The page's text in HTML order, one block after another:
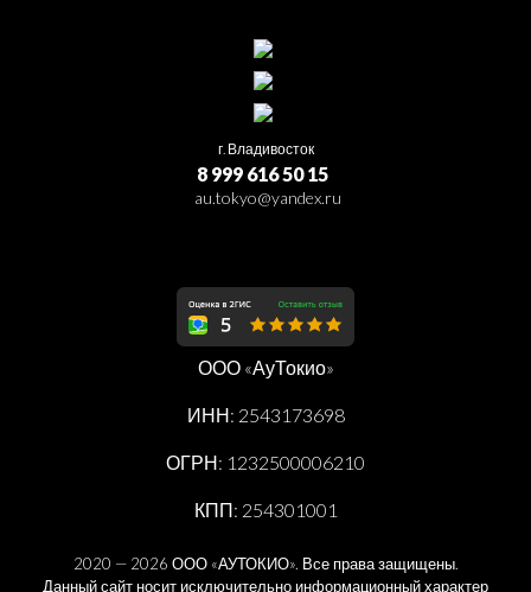
г. Владивосток
8 999 616 50 15
au.tokyo@yandex.ru
ООО «АуТокио»
ИНН: 2543173698
ОГРН: 1232500006210
КПП: 254301001
2020 — 2026 ООО «АУТОКИО». Все права защищены.
Данный сайт носит исключительно информационный характер